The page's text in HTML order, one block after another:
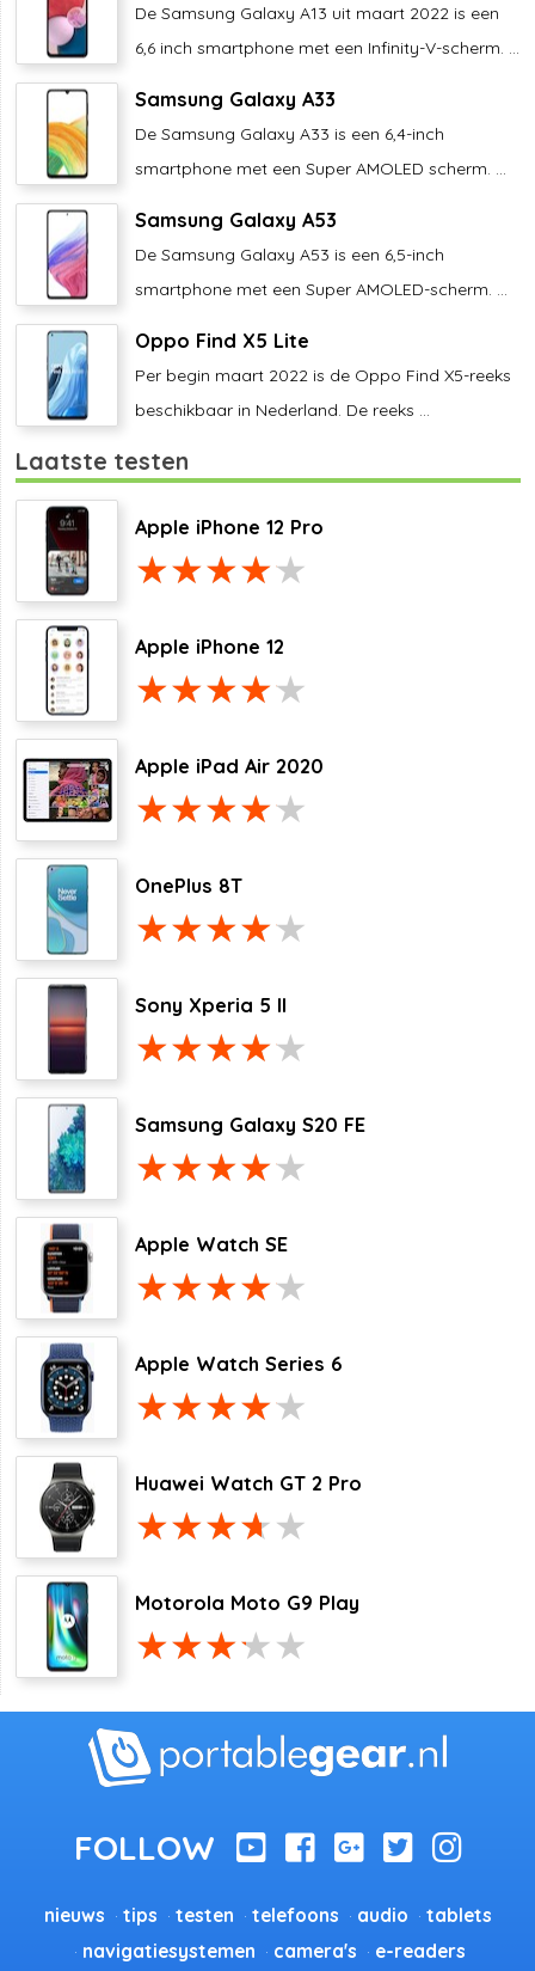
De Samsung Galaxy A13 uit maart 2022 is een
6,6 inch smartphone met een Infinity-V-scherm. ...
Samsung Galaxy A33
De Samsung Galaxy A33 is een 6,4-inch
smartphone met een Super AMOLED scherm. ...
Samsung Galaxy A53
De Samsung Galaxy A53 is een 6,5-inch
smartphone met een Super AMOLED-scherm. ...
Oppo Find X5 Lite
Per begin maart 2022 is de Oppo Find X5-reeks
beschikbaar in Nederland. De reeks ...
Laatste testen
Apple iPhone 12 Pro
Apple iPhone 12
Apple iPad Air 2020
OnePlus 8T
Sony Xperia 5 II
Samsung Galaxy S20 FE
Apple Watch SE
Apple Watch Series 6
Huawei Watch GT 2 Pro
Motorola Moto G9 Play
nieuws tips testen telefoons audio
tablets
navigatiesystemen
camera's e-readers